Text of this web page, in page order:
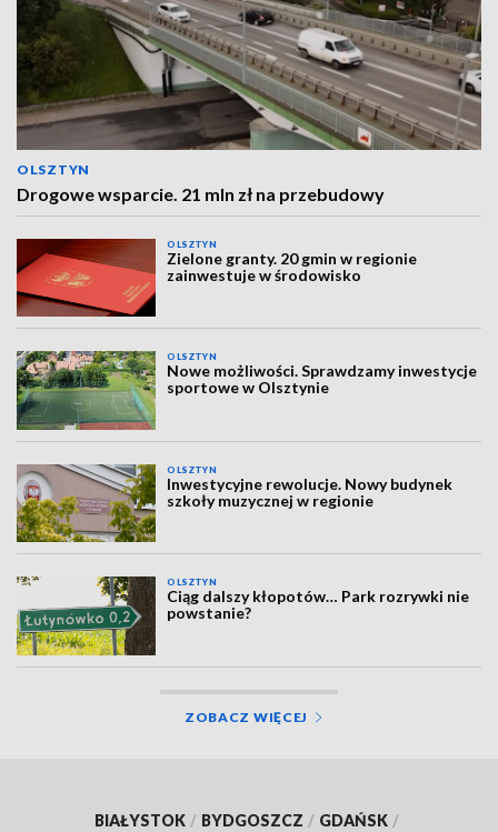
OLSZTYN
Drogowe wsparcie. 21 mln zł na przebudowy
OLSZTYN
Zielone granty. 20 gmin w regionie
zainwestuje w środowisko
OLSZTYN
Nowe możliwości. Sprawdzamy inwestycje
sportowe w Olsztynie
OLSZTYN
Inwestycyjne rewolucje. Nowy budynek
szkoły muzycznej w regionie
OLSZTYN
Ciąg dalszy kłopotów… Park rozrywki nie
powstanie?
ZOBACZ WIĘCEJ
BIAŁYSTOK / BYDGOSZCZ / GDAŃSK /